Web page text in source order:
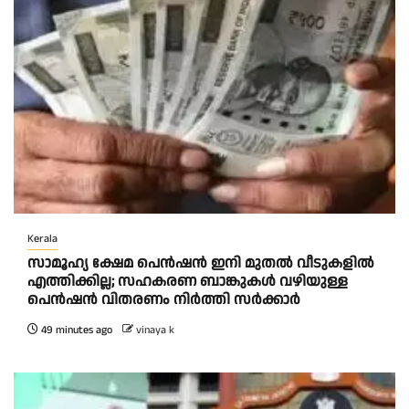
Kerala
സാമൂഹ്യ ക്ഷേമ പെൻഷൻ ഇനി മുതൽ വീടുകളിൽ
എത്തിക്കില്ല; സഹകരണ ബാങ്കുകൾ വഴിയുള്ള
പെൻഷൻ വിതരണം നിർത്തി സർക്കാർ
49 minutes ago vinaya k